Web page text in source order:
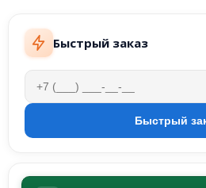
Быстрый заказ